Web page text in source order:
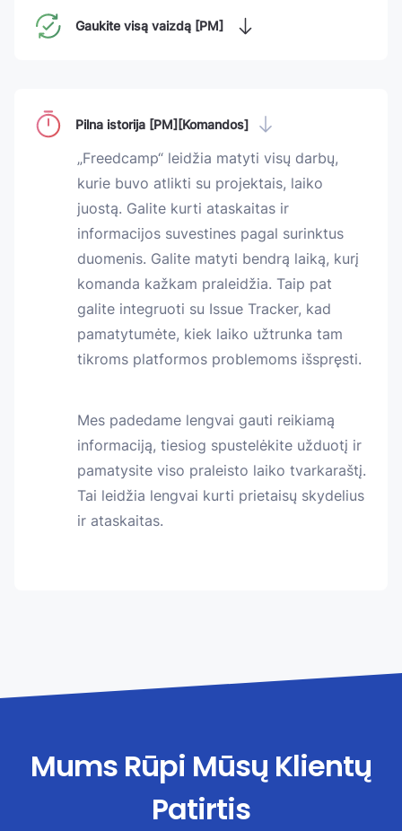
Gaukite visą vaizdą [PM]
Pilna istorija [PM][Komandos]
„Freedcamp“ leidžia matyti visų darbų,
kurie buvo atlikti su projektais, laiko
juostą. Galite kurti ataskaitas ir
informacijos suvestines pagal surinktus
duomenis. Galite matyti bendrą laiką, kurį
komanda kažkam praleidžia. Taip pat
galite integruoti su Issue Tracker, kad
pamatytumėte, kiek laiko užtrunka tam
tikroms platformos problemoms išspręsti.
Mes padedame lengvai gauti reikiamą
informaciją, tiesiog spustelėkite užduotį ir
pamatysite viso praleisto laiko tvarkaraštį.
Tai leidžia lengvai kurti prietaisų skydelius
ir ataskaitas.
Mums Rūpi Mūsų Klientų
Patirtis